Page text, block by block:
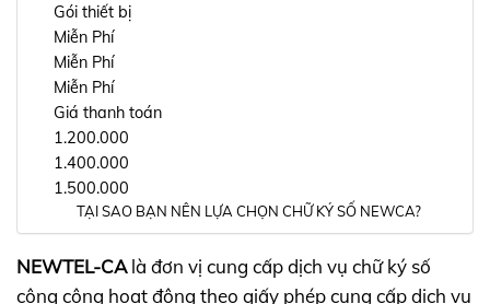
Gói thiết bị
Miễn Phí
Miễn Phí
Miễn Phí
Giá thanh toán
1.200.000
1.400.000
1.500.000
TẠI SAO BẠN NÊN LỰA CHỌN CHỮ KÝ SỐ NEWCA?
NEWTEL-CAlà đơn vị cung cấp dịch vụ chữ ký số
công cộng hoạt động theo giấy phép cung cấp dịch vụ